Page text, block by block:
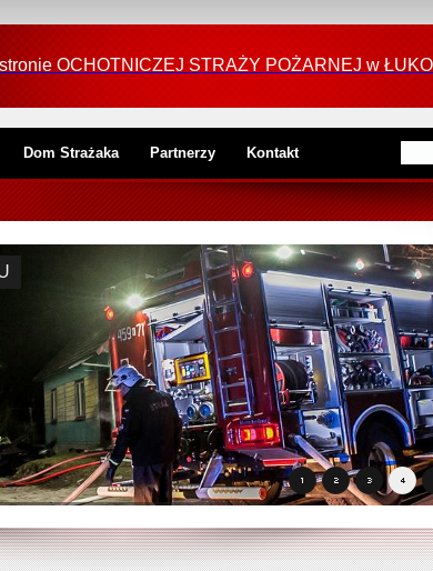
OCHOTNICZEJ STRAŻY POŻARNEJ w
Dom Strażaka Partnerzy Kontakt